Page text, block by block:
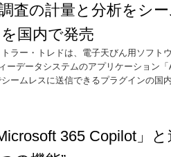
査の計量と分析をシ
国内で発売
ラー・トレドは、電子天びん用ソフト
ーデータシステムのアプリケーション
ームレスに送信できるプラグインの国
365 Copilot」